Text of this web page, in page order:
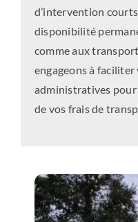
d’intervention
disponibilité
comme aux
engageons à faciliter
administratives
de vos frais de